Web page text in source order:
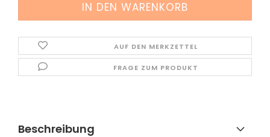
AUF DEN MERKZETTEL
FRAGE ZUM PRODUKT
Beschreibung